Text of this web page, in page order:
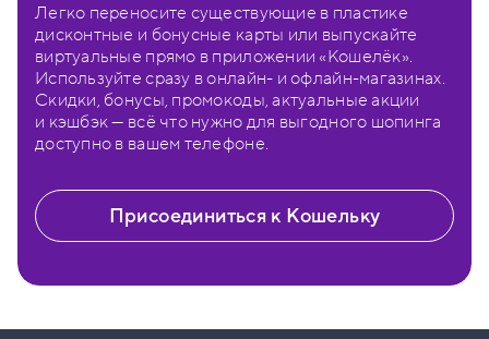
Легко переносите существующие в пластике
дисконтные и бонусные карты или выпускайте
виртуальные прямо в приложении «Кошелёк».
Используйте сразу в онлайн- и офлайн-магазинах.
Скидки, бонусы, промокоды, актуальные акции
и кэшбэк — всё что нужно для выгодного шопинга
доступно в вашем телефоне.
Присоединиться к Кошельку